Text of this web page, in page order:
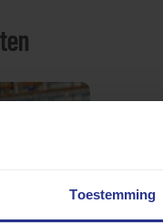
Toestemming